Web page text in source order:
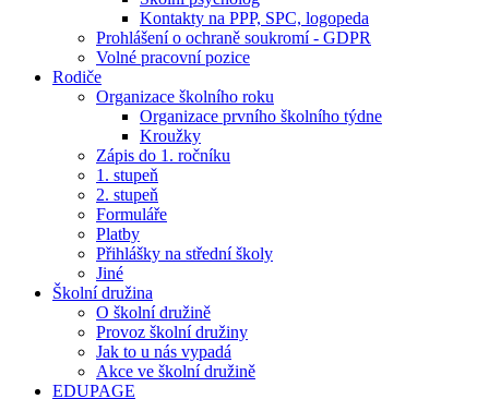
Kontakty na PPP, SPC, logopeda
Prohlášení o ochraně soukromí - GDPR
Volné pracovní pozice
Rodiče
Organizace školního roku
Organizace prvního školního týdne
Kroužky
Zápis do 1. ročníku
1. stupeň
2. stupeň
Formuláře
Platby
Přihlášky na střední školy
Jiné
Školní družina
O školní družině
Provoz školní družiny
Jak to u nás vypadá
Akce ve školní družině
EDUPAGE